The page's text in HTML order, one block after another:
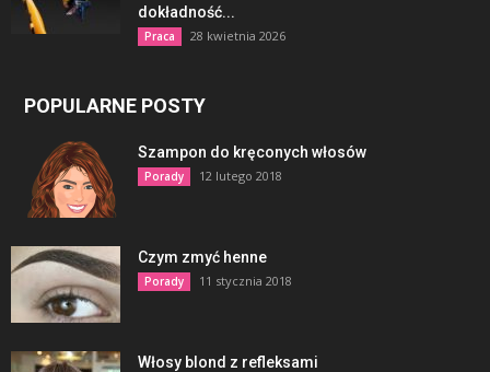
dokładność...
Praca 28 kwietnia 2026
POPULARNE POSTY
Szampon do kręconych włosów
Porady 12 lutego 2018
Czym zmyć henne
Porady 11 stycznia 2018
Włosy blond z refleksami